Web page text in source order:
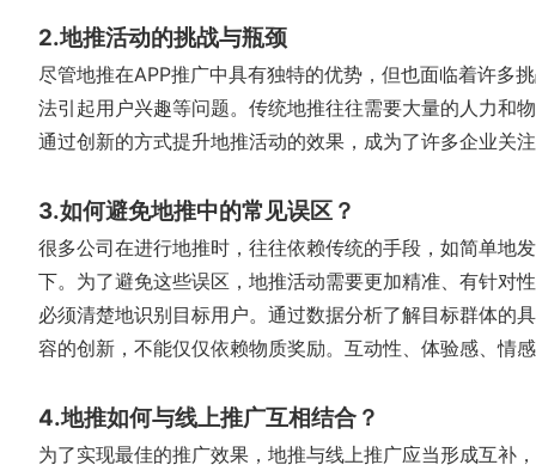
2.地推活动的挑战与瓶颈
尽管地推在APP推广中具有独特的优势，但也面临着许多
法引起用户兴趣等问题。传统地推往往需要大量的人力和
通过创新的方式提升地推活动的效果，成为了许多企业关
3.如何避免地推中的常见误区？
很多公司在进行地推时，往往依赖传统的手段，如简单地
下。为了避免这些误区，地推活动需要更加精准、有针对
必须清楚地识别目标用户。通过数据分析了解目标群体的
容的创新，不能仅仅依赖物质奖励。互动性、体验感、情
4.地推如何与线上推广互相结合？
为了实现最佳的推广效果，地推与线上推广应当形成互补